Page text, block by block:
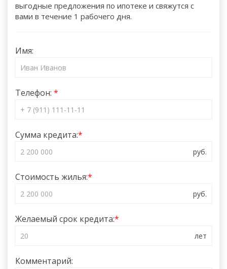
выгодные предложения по ипотеке и свяжутся с
вами в течение 1 рабочего дня.
Имя:
Телефон:
Сумма кредита:
Стоимость жилья:
Желаемый срок кредита:
Комментарий: